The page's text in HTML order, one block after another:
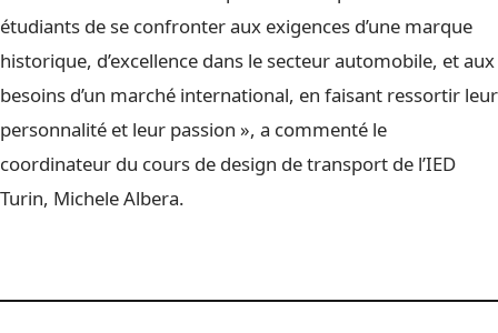
étudiants de se confronter aux exigences d’une marque
historique, d’excellence dans le secteur automobile, et aux
besoins d’un marché international, en faisant ressortir leur
personnalité et leur passion », a commenté le
coordinateur du cours de design de transport de l’IED
Turin, Michele Albera.